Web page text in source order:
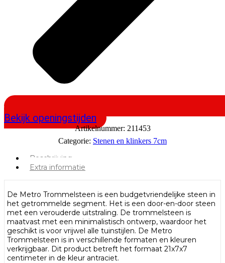
Bekijk openingstijden
Artikelnummer: 211453
Categorie: Stenen en klinkers 7cm
Beschrijving
Extra informatie
De Metro Trommelsteen is een budgetvriendelijke steen in
het getrommelde segment. Het is een door-en-door steen
met een verouderde uitstraling. De trommelsteen is
maatvast met een minimalistisch ontwerp, waardoor het
geschikt is voor vrijwel alle tuinstijlen. De Metro
Trommelsteen is in verschillende formaten en kleuren
verkrijgbaar. Dit product betreft het formaat 21x7x7
centimeter in de kleur antraciet.